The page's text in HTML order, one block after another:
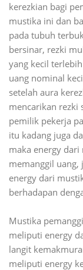
kerezkian bagi
mustika ini dan
pada tubuh
bersinar, rezki
yang kecil
uang nominal
setelah aura
mencarikan rezki
pemilik pekerja
itu kadang juga
maka energy
memanggil
energy dari
berhadapan
Mustika
meliputi energy
langit
meliputi energy